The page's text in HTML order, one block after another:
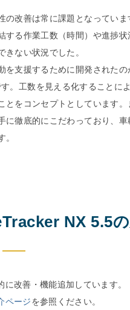
改善は常に課題となっていま
る作業工数（時間）や進捗状
きない状況でした。
支援するために開発されたの
。工数を見える化することに
とをコンセプトとしています
に徹底的にこだわっており、
NX 5.5
改善・機能追加しています。
ページを参照ください。